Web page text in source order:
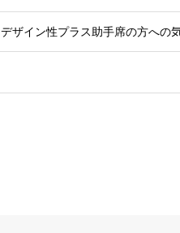
デザイン性プラス助手席の方への